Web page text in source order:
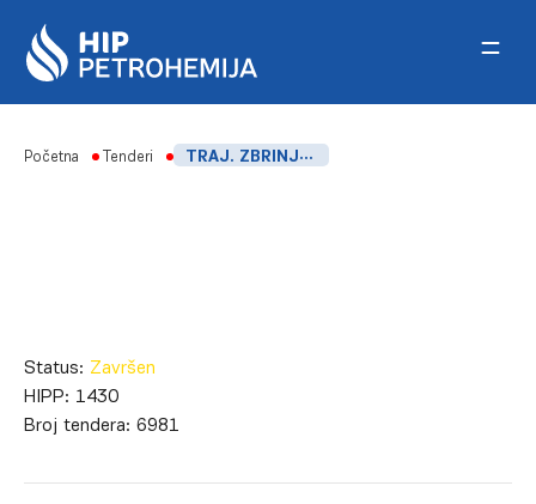
Početna Tenderi TRAJ. ZBRINJAVANJE OPASNOG OTPADA – OTPADNO ULJE (INDEKSNI BROJ 13 01 13) U HIP-PETROHEMIJA D.O.O. PANČEVO I FSK ELEMIR
Status: Završen
HIPP: 1430
Broj tendera: 6981